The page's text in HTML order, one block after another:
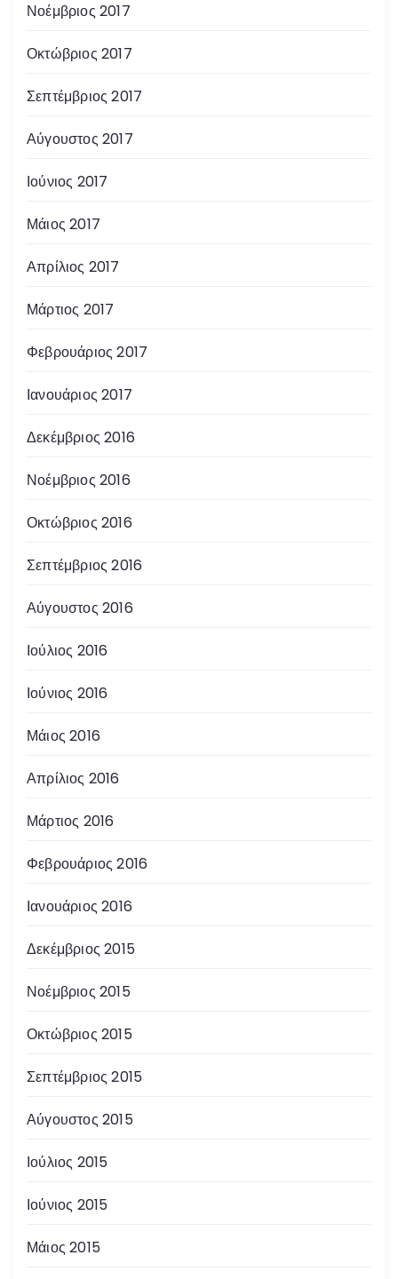
Νοέμβριος 2017
Οκτώβριος 2017
Σεπτέμβριος 2017
Αύγουστος 2017
Ιούνιος 2017
Μάιος 2017
Απρίλιος 2017
Μάρτιος 2017
Φεβρουάριος 2017
Ιανουάριος 2017
Δεκέμβριος 2016
Νοέμβριος 2016
Οκτώβριος 2016
Σεπτέμβριος 2016
Αύγουστος 2016
Ιούλιος 2016
Ιούνιος 2016
Μάιος 2016
Απρίλιος 2016
Μάρτιος 2016
Φεβρουάριος 2016
Ιανουάριος 2016
Δεκέμβριος 2015
Νοέμβριος 2015
Οκτώβριος 2015
Σεπτέμβριος 2015
Αύγουστος 2015
Ιούλιος 2015
Ιούνιος 2015
Μάιος 2015